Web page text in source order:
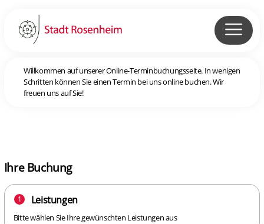
Willkommen auf unserer Online-Terminbuchungsseite. In wenigen
Schritten können Sie einen Termin bei uns online buchen. Wir
freuen uns auf Sie!
Ihre Buchung
1 Leistungen
Bitte wählen Sie Ihre gewünschten Leistungen aus